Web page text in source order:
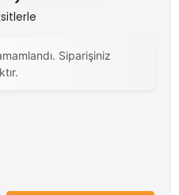
Siparişiniz